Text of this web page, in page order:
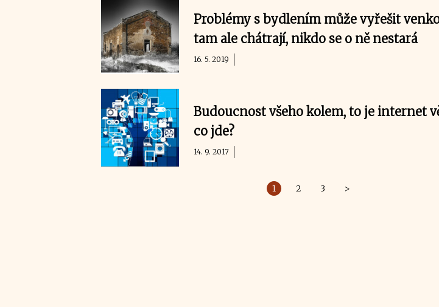
Problémy s bydlením může vyřešit
tam ale chátrají, nikdo se o ně nestará
16. 5. 2019
Budoucnost všeho kolem, to je internet
co jde?
14. 9. 2017
1 2 3 >